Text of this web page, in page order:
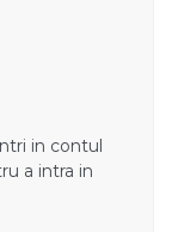
in contul
a intra in